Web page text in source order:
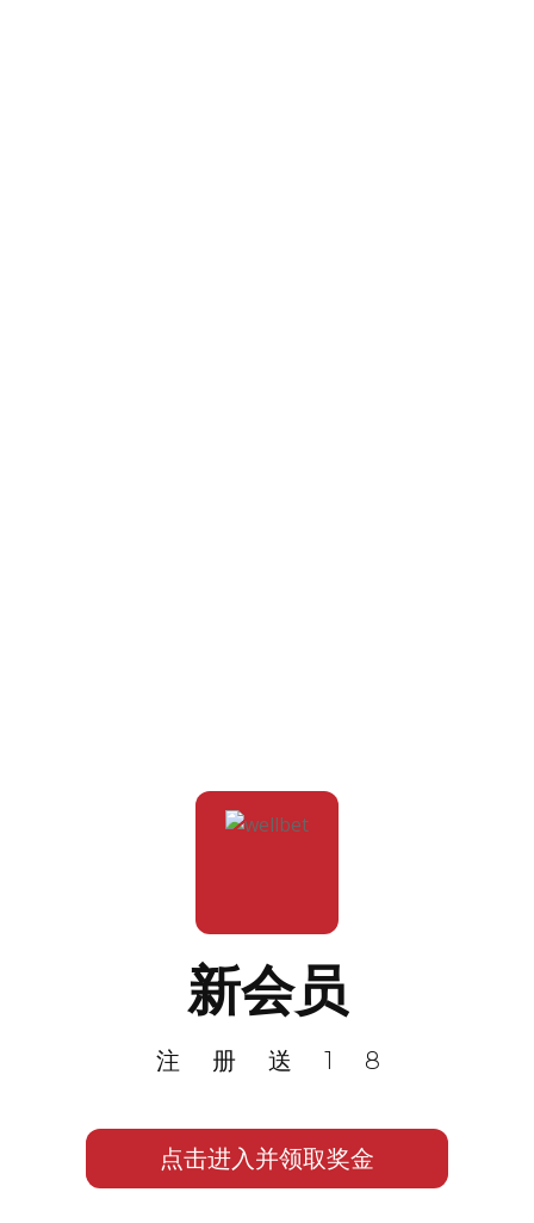
新会员
注册送18
点击进入并领取奖金